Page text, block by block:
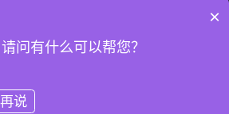
18007771号-2
×
问有什么可以帮您？
说